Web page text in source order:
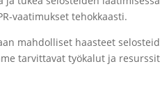
vaatimukset tehokkaasti.
mahdolliset haasteet
tarvittavat työkalut ja